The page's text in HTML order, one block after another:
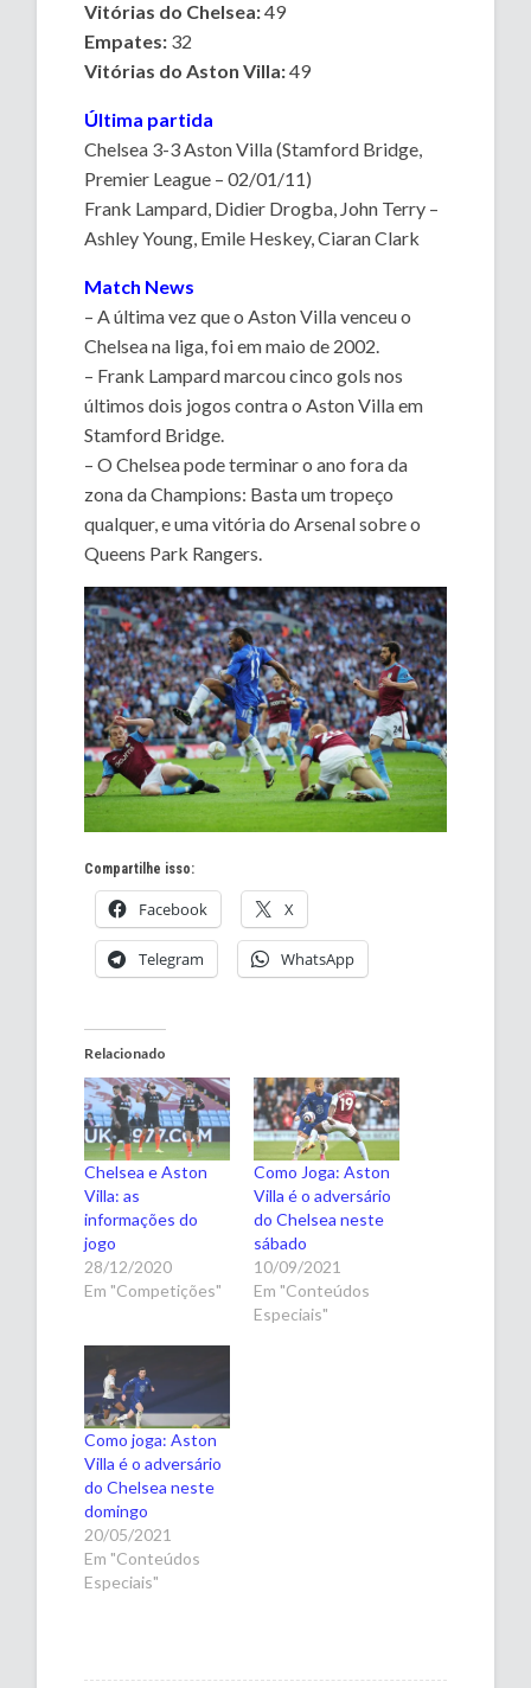
Vitórias do Chelsea:49
Empates: 32
Vitórias do Aston Villa:49
Última partida
Chelsea 3-3 Aston Villa (Stamford Bridge,
Premier League – 02/01/11)
Frank Lampard, Didier Drogba, John Terry –
Ashley Young, Emile Heskey, Ciaran Clark
Match News
– A última vez que o Aston Villa venceu o
Chelsea na liga, foi em maio de 2002.
– Frank Lampard marcou cinco gols nos
últimos dois jogos contra o Aston Villa em
Stamford Bridge.
– O Chelsea pode terminar o ano fora da
zona da Champions: Basta um tropeço
qualquer, e uma vitória do Arsenal sobre o
Queens Park Rangers.
Compartilhe isso:
Facebook X
Telegram WhatsApp
Relacionado
Chelsea e Aston
Villa: as
informações do
jogo
28/12/2020
Em "Competições"
Como Joga: Aston
Villa é o adversário
do Chelsea neste
sábado
10/09/2021
Em "Conteúdos
Especiais"
Como joga: Aston
Villa é o adversário
do Chelsea neste
domingo
20/05/2021
Em "Conteúdos
Especiais"